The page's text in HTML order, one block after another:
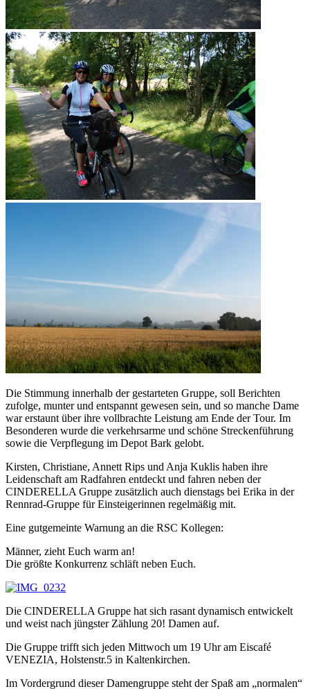
Die Stimmung innerhalb der gestarteten Gruppe, soll Berichten
zufolge, munter und entspannt gewesen sein, und so manche Dame
war erstaunt über ihre vollbrachte Leistung am Ende der Tour. Im
Besonderen wurde die verkehrsarme und schöne Streckenführung
sowie die Verpflegung im Depot Bark gelobt.
Kirsten, Christiane, Annett Rips und Anja Kuklis haben ihre
Leidenschaft am Radfahren entdeckt und fahren neben der
CINDERELLA Gruppe zusätzlich auch dienstags bei Erika in der
Rennrad-Gruppe für Einsteigerinnen regelmäßig mit.
Eine gutgemeinte Warnung an die RSC Kollegen:
Männer, zieht Euch warm an!
Die größte Konkurrenz schläft neben Euch.
Die CINDERELLA Gruppe hat sich rasant dynamisch entwickelt
und weist nach jüngster Zählung 20! Damen auf.
Die Gruppe trifft sich jeden Mittwoch um 19 Uhr am Eiscafé
VENEZIA, Holstenstr.5 in Kaltenkirchen.
Im Vordergrund dieser Damengruppe steht der Spaß am „normalen“